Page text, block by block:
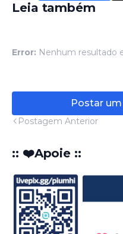
Leia também
Error: Nenhum resultado
Postar
Postagem Anterior
:: ❤️Apoie ::